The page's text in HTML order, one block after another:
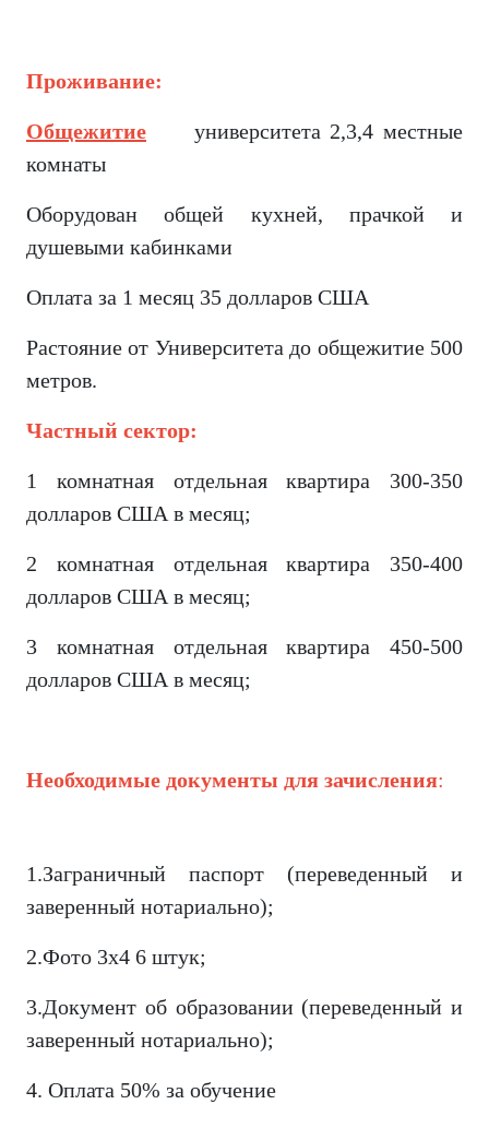
Проживание:
Общежитие
университета 2,3,4 местные
комнаты
Оборудован общей кухней, прачкой и
душевыми кабинками
Оплата за 1 месяц 35 долларов США
Растояние от Университета до общежитие 500
метров.
Частный сектор:
1 комнатная отдельная квартира 300-350
долларов США в месяц;
2 комнатная отдельная квартира 350-400
долларов США в месяц;
3 комнатная отдельная квартира 450-500
долларов США в месяц;
Необходимые документы для зачисления:
1.Заграничный паспорт (переведенный и
заверенный нотариально);
2.Фото 3х4 6 штук;
3.Документ об образовании (переведенный и
заверенный нотариально);
4. Оплата 50% за обучение